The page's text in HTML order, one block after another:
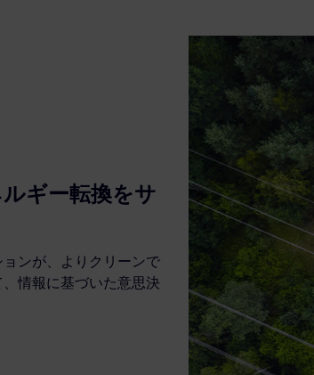
ギー転換をサ
ンが、よりクリーンで
情報に基づいた意思決